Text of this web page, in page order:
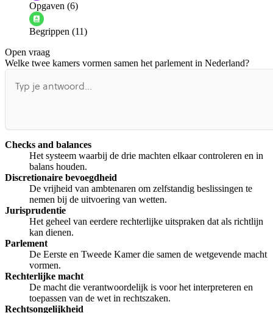
Informatie is onjuist
De docent is te langdradig
De uitleg gaat te langzaam
Opgaven (6)
Begrippen (11)
Open vraag
Welke twee kamers vormen samen het parlement in Nederland?
Checks and balances
Het systeem waarbij de drie machten elkaar controleren en in
balans houden.
Discretionaire bevoegdheid
De vrijheid van ambtenaren om zelfstandig beslissingen te
nemen bij de uitvoering van wetten.
Jurisprudentie
Het geheel van eerdere rechterlijke uitspraken dat als richtlijn
kan dienen.
Parlement
De Eerste en Tweede Kamer die samen de wetgevende macht
vormen.
Rechterlijke macht
De macht die verantwoordelijk is voor het interpreteren en
toepassen van de wet in rechtszaken.
Rechtsongelijkheid